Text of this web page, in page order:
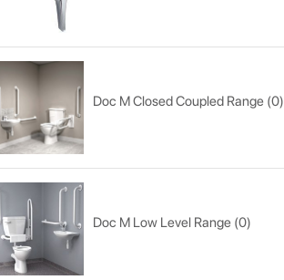
Doc M Closed Coupled Range (0)
Doc M Low Level Range (0)